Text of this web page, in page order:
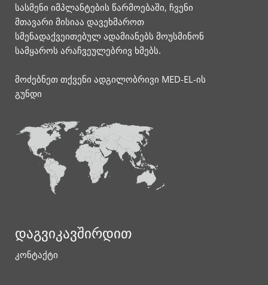
სასმენი იმპლანტების წარმოებაში, ჩვენი
მთავარი მისიაა დავეხმაროთ
სმენადაქვეითებულ ადამიანებს მოუსმინონ
სამყაროს არაჩვეულებრივ ხმებს.
მოძებნეთ თქვენი ადგილობრივი MED-EL-ის
გუნდი
დაგვიკავშირდით
კონტაქტი